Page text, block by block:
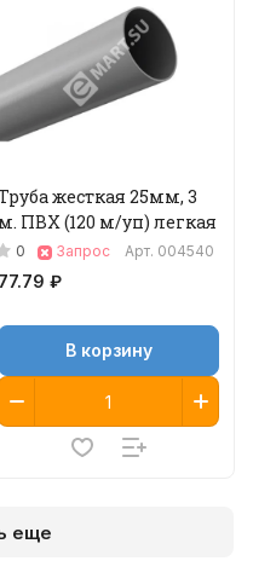
жесткая 25мм, 3
м. ПВХ (120 м/уп) легкая
0 Запрос Арт. 004540
77.79 ₽
В корзину
еще